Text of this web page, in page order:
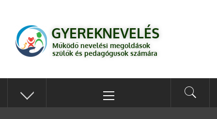
GYEREKNEVELÉS
számára
GYEREKNEVELÉS
Működő nevelési megoldások
szülők és pedagógusok számára